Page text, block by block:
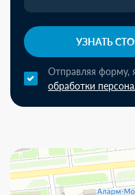
УЗНАТЬ
Отправляя форму,
обработки